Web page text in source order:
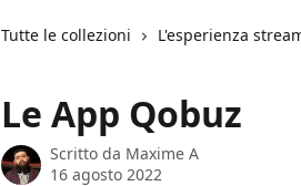
Tutte le collezioni L'esperienza
Le App Qobuz
Scritto da Maxime A
16 agosto 2022